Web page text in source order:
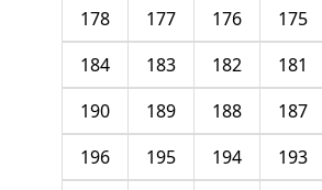
175
176
177
178
181
182
183
184
187
188
189
190
193
194
195
196